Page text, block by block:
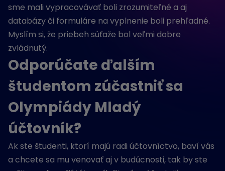
sme mali vypracovávať boli zrozumiteľné a aj
databázy či formuláre na vyplnenie boli prehľadné.
Myslím si, že priebeh súťaže bol veľmi dobre
zvládnutý.
Odporúčate ďalším
študentom zúčastniť sa
Olympiády Mladý
účtovník?
Ak ste študenti, ktorí majú radi účtovníctvo, baví vás
a chcete sa mu venovať aj v budúcnosti, tak by ste